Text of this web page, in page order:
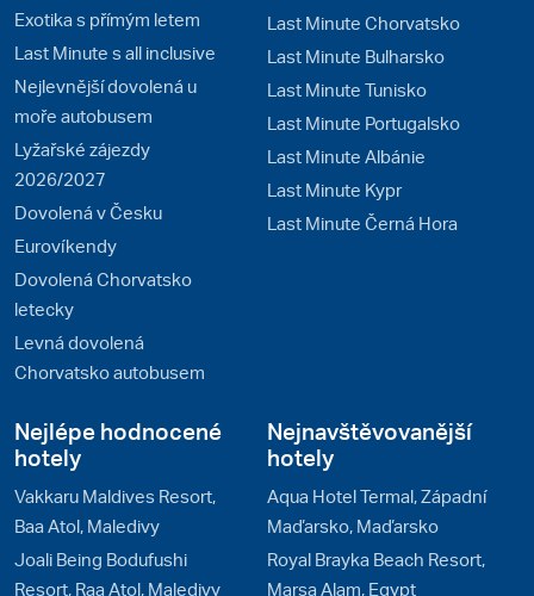
Exotika s přímým letem
Last Minute s all inclusive
Nejlevnější dovolená u
moře autobusem
Lyžařské zájezdy
2026/2027
Dovolená v Česku
Eurovíkendy
Dovolená Chorvatsko
letecky
Levná dovolená
Chorvatsko autobusem
Last Minute Chorvatsko
Last Minute Bulharsko
Last Minute Tunisko
Last Minute Portugalsko
Last Minute Albánie
Last Minute Kypr
Last Minute Černá Hora
Nejlépe hodnocené
hotely
Vakkaru Maldives Resort,
Baa Atol, Maledivy
Joali Being Bodufushi
Resort, Raa Atol, Maledivy
Nejnavštěvovanější
hotely
Aqua Hotel Termal, Západní
Maďarsko, Maďarsko
Royal Brayka Beach Resort,
Marsa Alam, Egypt